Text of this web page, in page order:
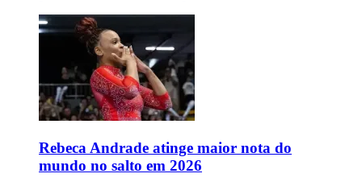
Rebeca Andrade atinge maior nota do
mundo no salto em 2026